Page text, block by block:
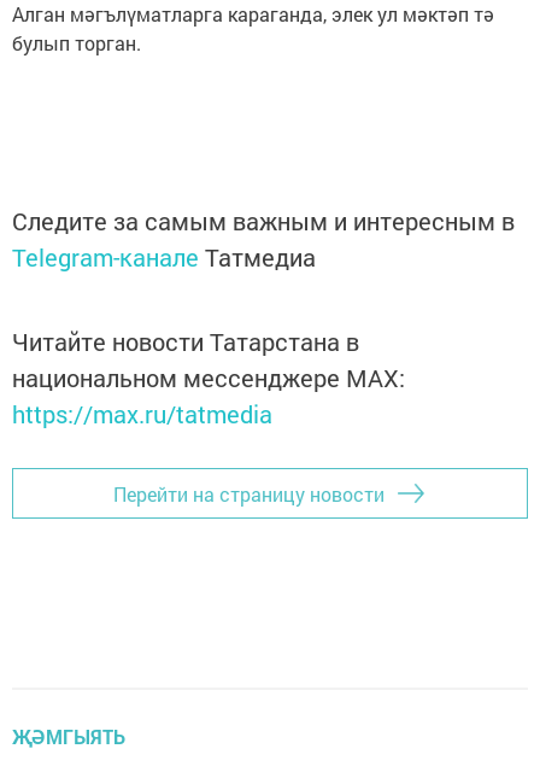
Алган мәгълүматларга караганда, элек ул мәктәп тә
булып торган.
Следите за самым важным и интересным в
Telegram-канале Татмедиа
Читайте новости Татарстана в
национальном мессенджере MАХ:
https://max.ru/tatmedia
Перейти на страницу новости
ҖӘМГЫЯТЬ